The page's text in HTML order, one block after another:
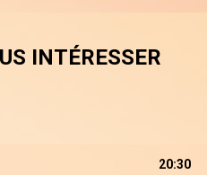
INTÉRESSER
20:30